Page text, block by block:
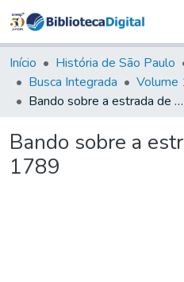
&
Início História de São Paulo
Busca Integrada
Bando sobre a estrada de Goyaz, 1789
Bando sobre a
1789